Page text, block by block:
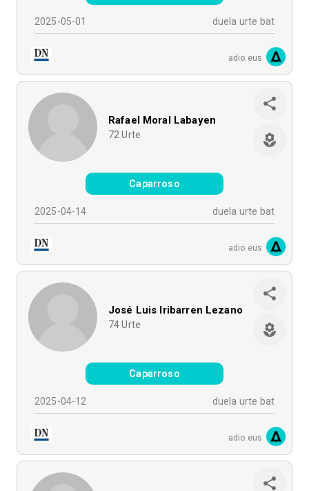
2025-05-01 duela urte bat
adio.eus
Rafael Moral Labayen
72 Urte
Caparroso
2025-04-14 duela urte bat
adio.eus
José Luis Iribarren Lezano
74 Urte
Caparroso
2025-04-12 duela urte bat
adio.eus